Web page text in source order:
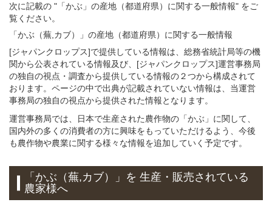
次に記載の "「かぶ」の産地（都道府県）に関する一般情報" をご
覧ください。
「かぶ（蕪,カブ）」 の産地（都道府県）に関する一般情報
[ジャパンクロップス]で提供している情報は、総務省統計局等の機
関から公表されている情報及び、[ジャパンクロップス]運営事務局
の独自の視点・調査から提供している情報の２つから構成されて
おります。ページの中で出典が記載されていない情報は、当運営
事務局の独自の視点から提供された情報となります。
運営事務局では、日本で生産された農作物の「かぶ」に関して、
国内外の多くの消費者の方に興味をもっていただけるよう、今後
も農作物や農業に関する様々な情報を追加していく予定です。
「かぶ（蕪,カブ）」 を 生産・販売されている
農家様へ